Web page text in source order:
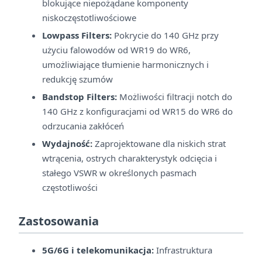
blokujące niepożądane komponenty
niskoczęstotliwościowe
Lowpass Filters: Pokrycie do 140 GHz przy
użyciu falowodów od WR19 do WR6,
umożliwiające tłumienie harmonicznych i
redukcję szumów
Bandstop Filters: Możliwości filtracji notch do
140 GHz z konfiguracjami od WR15 do WR6 do
odrzucania zakłóceń
Wydajność: Zaprojektowane dla niskich strat
wtrącenia, ostrych charakterystyk odcięcia i
stałego VSWR w określonych pasmach
częstotliwości
Zastosowania
5G/6G i telekomunikacja: Infrastruktura